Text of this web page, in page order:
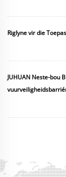
Riglyne vir die
JUHUAN Neste-bou